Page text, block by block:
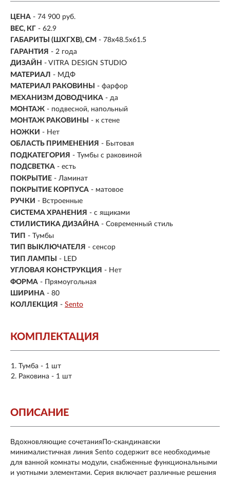
ЦЕНА - 74 900 руб.
ВЕС, КГ - 62.9
ГАБАРИТЫ (ШХГХВ), СМ - 78х48.5х61.5
ГАРАНТИЯ - 2 года
ДИЗАЙН - VITRA DESIGN STUDIO
МАТЕРИАЛ - МДФ
МАТЕРИАЛ РАКОВИНЫ
- фарфор
МЕХАНИЗМ ДОВОДЧИКА - да
МОНТАЖ - подвесной, напольный
МОНТАЖ РАКОВИНЫ
- к стене
НОЖКИ - Нет
ОБЛАСТЬ ПРИМЕНЕНИЯ - Бытовая
ПОДКАТЕГОРИЯ - Тумбы с раковиной
ПОДСВЕТКА - есть
ПОКРЫТИЕ - Ламинат
ПОКРЫТИЕ КОРПУСА - матовое
РУЧКИ - Встроенные
СИСТЕМА ХРАНЕНИЯ - с ящиками
СТИЛИСТИКА ДИЗАЙНА - Современный стиль
ТИП - Тумбы
ТИП ВЫКЛЮЧАТЕЛЯ - сенсор
ТИП ЛАМПЫ
- LED
УГЛОВАЯ КОНСТРУКЦИЯ - Нет
ФОРМА - Прямоугольная
ШИРИНА - 80
КОЛЛЕКЦИЯ - Sento
КОМПЛЕКТАЦИЯ
Тумба - 1 шт
Раковина - 1 шт
ОПИСАНИЕ
Вдохновляющие сочетанияПо-скандинавски
минималистичная линия Sento содержит все необходимые
для ванной комнаты модули, снабженные функциональными
и уютными элементами. Серия включает различные решения